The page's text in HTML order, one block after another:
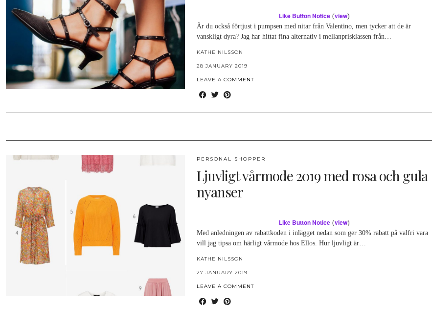
Like Button Notice (view)
Är du också förtjust i pumpsen med nitar från Valentino, men tycker att de är
vanskligt dyra? Jag har hittat fina alternativ i mellanprisklassen från…
KÄTHE NILSSON
28 JANUARY 2019
LEAVE A COMMENT
PERSONAL SHOPPER
Ljuvligt vårmode 2019 med rosa och gula
nyanser
Like Button Notice (view)
Med anledningen av rabattkoden i inlägget nedan som ger 30% rabatt på valfri vara
vill jag tipsa om härligt vårmode hos Ellos. Hur ljuvligt är…
KÄTHE NILSSON
27 JANUARY 2019
LEAVE A COMMENT